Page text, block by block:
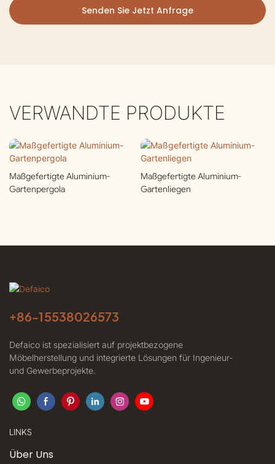
Senden Sie Jetzt Anfrage
VERWANDTE PRODUKTE
Maßgefertigte Aluminium-
Gartenpergola
Maßgefertigte Aluminium-
Gartenliegen
+86-15538026573
Defaico ist spezialisiert auf projektbezogene
Möbelherstellung und integrierte Lösungen für Ingenieur-
und Gewerbeprojekte.
LINKS
Über Uns